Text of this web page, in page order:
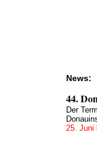
News:
44.
Der
25. Juni